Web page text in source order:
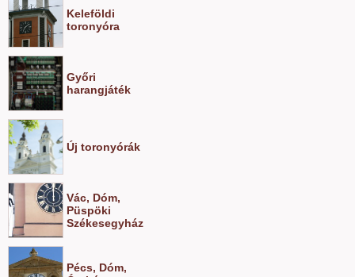
Keleföldi
toronyóra
Győri
harangjáték
Új toronyórák
Vác, Dóm,
Püspöki
Székesegyház
Pécs, Dóm,